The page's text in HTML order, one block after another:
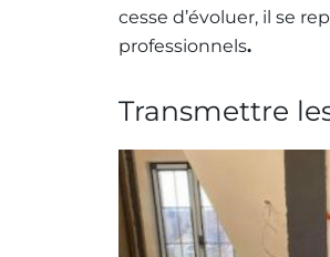
cesse d’évoluer, il se
professionnels.
Transmettre